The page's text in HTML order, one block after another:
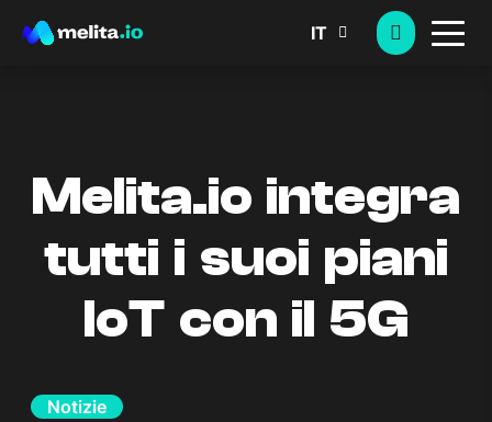
IT
Melita.io integra
tutti i suoi piani
IoT con il 5G
Notizie